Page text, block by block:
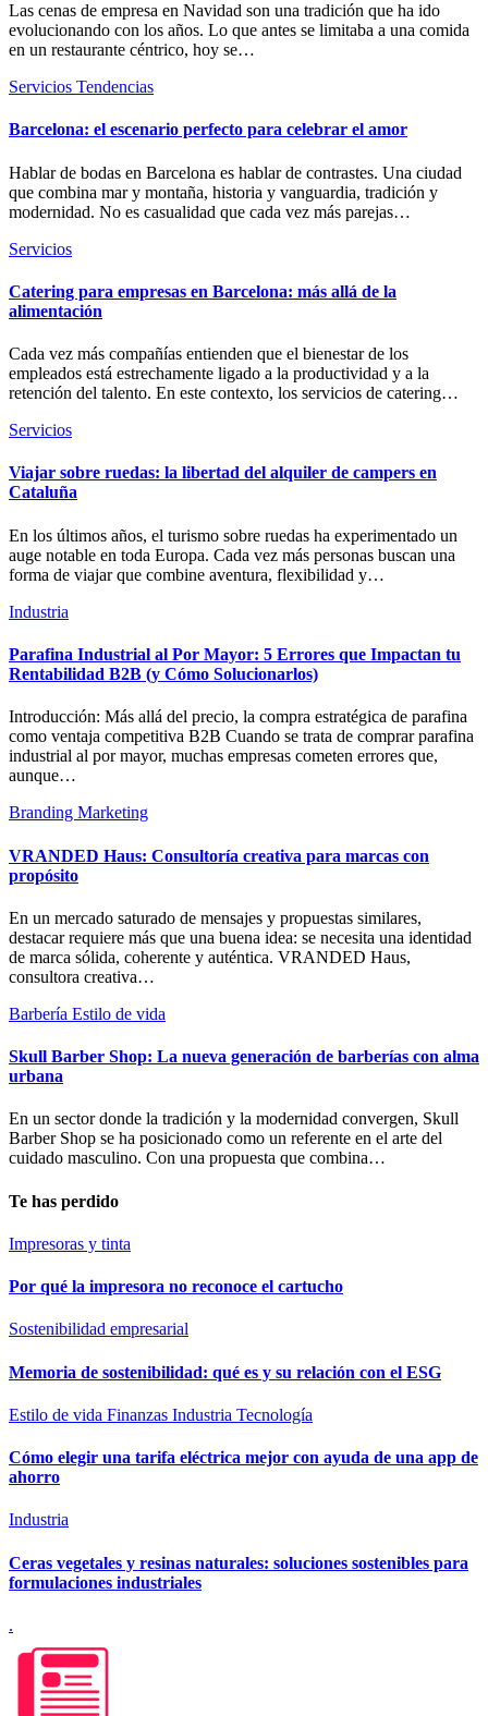
Las cenas de empresa en Navidad son una tradición que ha ido
evolucionando con los años. Lo que antes se limitaba a una comida
en un restaurante céntrico, hoy se…
Servicios Tendencias
Barcelona: el escenario perfecto para celebrar el amor
Hablar de bodas en Barcelona es hablar de contrastes. Una ciudad
que combina mar y montaña, historia y vanguardia, tradición y
modernidad. No es casualidad que cada vez más parejas…
Servicios
Catering para empresas en Barcelona: más allá de la
alimentación
Cada vez más compañías entienden que el bienestar de los
empleados está estrechamente ligado a la productividad y a la
retención del talento. En este contexto, los servicios de catering…
Servicios
Viajar sobre ruedas: la libertad del alquiler de campers en
Cataluña
En los últimos años, el turismo sobre ruedas ha experimentado un
auge notable en toda Europa. Cada vez más personas buscan una
forma de viajar que combine aventura, flexibilidad y…
Industria
Parafina Industrial al Por Mayor: 5 Errores que Impactan tu
Rentabilidad B2B (y Cómo Solucionarlos)
Introducción: Más allá del precio, la compra estratégica de parafina
como ventaja competitiva B2B Cuando se trata de comprar parafina
industrial al por mayor, muchas empresas cometen errores que,
aunque…
Branding Marketing
VRANDED Haus: Consultoría creativa para marcas con
propósito
En un mercado saturado de mensajes y propuestas similares,
destacar requiere más que una buena idea: se necesita una identidad
de marca sólida, coherente y auténtica. VRANDED Haus,
consultora creativa…
Barbería Estilo de vida
Skull Barber Shop: La nueva generación de barberías con alma
urbana
En un sector donde la tradición y la modernidad convergen, Skull
Barber Shop se ha posicionado como un referente en el arte del
cuidado masculino. Con una propuesta que combina…
Te has perdido
Impresoras y tinta
Por qué la impresora no reconoce el cartucho
Sostenibilidad empresarial
Memoria de sostenibilidad: qué es y su relación con el ESG
Estilo de vida Finanzas Industria Tecnología
Cómo elegir una tarifa eléctrica mejor con ayuda de una app de
ahorro
Industria
Ceras vegetales y resinas naturales: soluciones sostenibles para
formulaciones industriales
.